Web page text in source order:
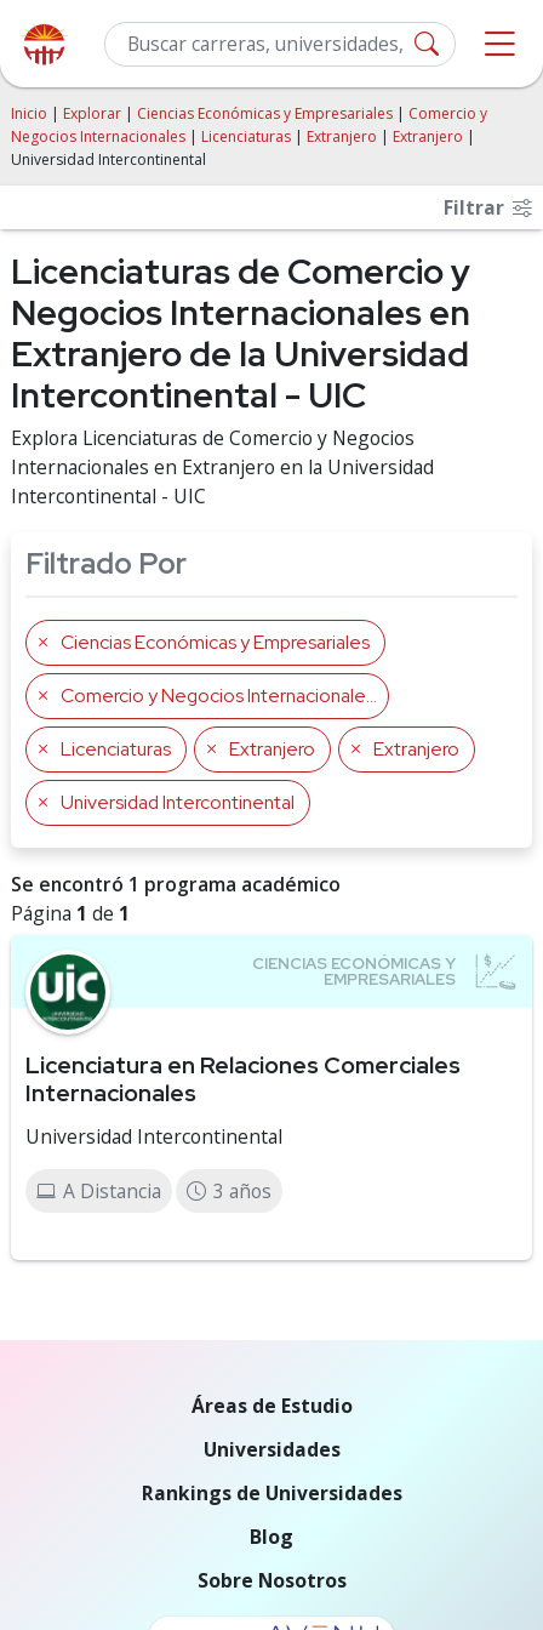
Inicio | Explorar | Ciencias Económicas y Empresariales | Comercio y
Negocios Internacionales | Licenciaturas | Extranjero | Extranjero |
Universidad Intercontinental
Filtrar
Licenciaturas de Comercio y
Negocios Internacionales en
Extranjero de la Universidad
Intercontinental - UIC
Explora Licenciaturas de Comercio y Negocios
Internacionales en Extranjero en la Universidad
Intercontinental - UIC
Filtrado Por
Ciencias Económicas y Empresariales
Comercio y Negocios Internacionales
Licenciaturas Extranjero Extranjero
Universidad Intercontinental
Se encontró 1 programa académico
Página 1 de 1
Licenciatura en Relaciones Comerciales
Internacionales
Universidad Intercontinental
A Distancia 3 años
Áreas de Estudio
Universidades
Rankings de Universidades
Blog
Sobre Nosotros